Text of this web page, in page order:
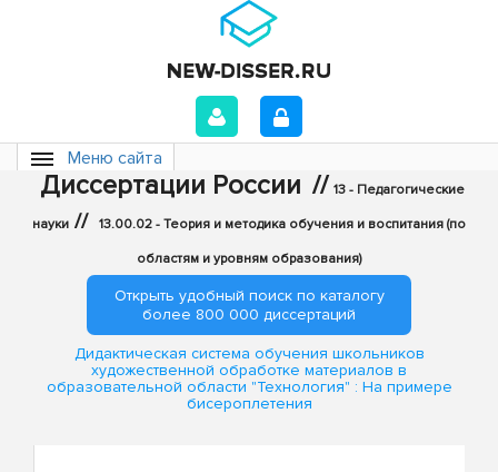
Меню сайта
Диссертации России // 13 - Педагогические
науки // 13.00.02 - Теория и методика обучения и воспитания (по
областям и уровням образования)
Открыть удобный поиск по каталогу
более 800 000 диссертаций
Дидактическая система обучения школьников
художественной обработке материалов в
образовательной области "Технология" : На примере
бисероплетения